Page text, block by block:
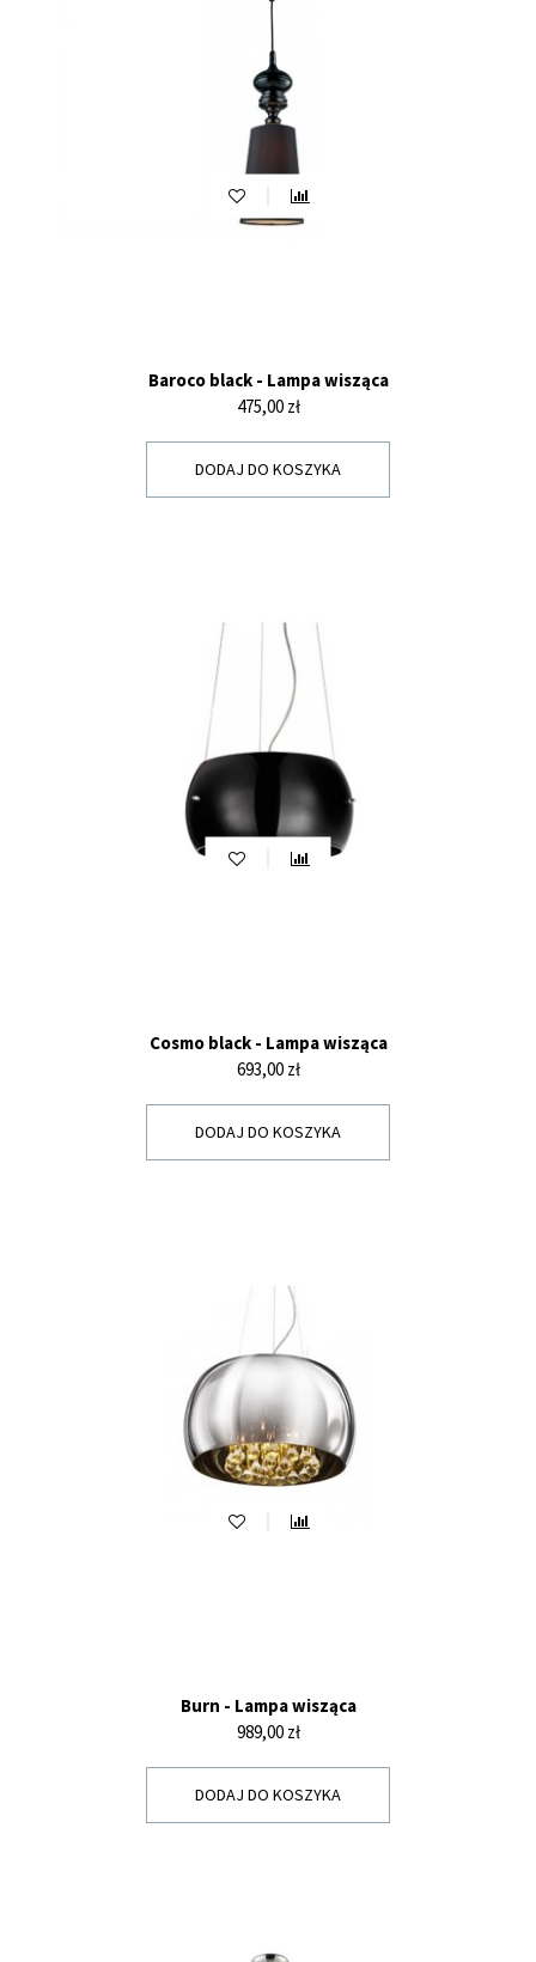
Baroco black - Lampa wisząca
Cena
475,00 zł
DODAJ DO KOSZYKA
Cosmo black - Lampa wisząca
Cena
693,00 zł
DODAJ DO KOSZYKA
Burn - Lampa wisząca
Cena
989,00 zł
DODAJ DO KOSZYKA